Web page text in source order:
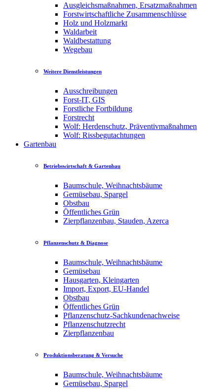
Ausgleichsmaßnahmen, Ersatzmaßnahmen
Forstwirtschaftliche Zusammenschlüsse
Holz und Holzmarkt
Waldarbeit
Waldbestattung
Wegebau
Weitere Dienstleistungen
Ausschreibungen
Forst-IT, GIS
Forstliche Fortbildung
Forstrecht
Wolf: Herdenschutz, Präventivmaßnahmen
Wolf: Rissbegutachtungen
Gartenbau
Betriebswirtschaft & Gartenbau
Baumschule, Weihnachtsbäume
Gemüsebau, Spargel
Obstbau
Öffentliches Grün
Zierpflanzenbau, Stauden, Azerca
Pflanzenschutz & Diagnose
Baumschule, Weihnachtsbäume
Gemüsebau
Hausgarten, Kleingarten
Import, Export, EU-Handel
Obstbau
Öffentliches Grün
Pflanzenschutz-Sachkundenachweise
Pflanzenschutzrecht
Zierpflanzenbau
Produktionsberatung & Versuche
Baumschule, Weihnachtsbäume
Gemüsebau, Spargel